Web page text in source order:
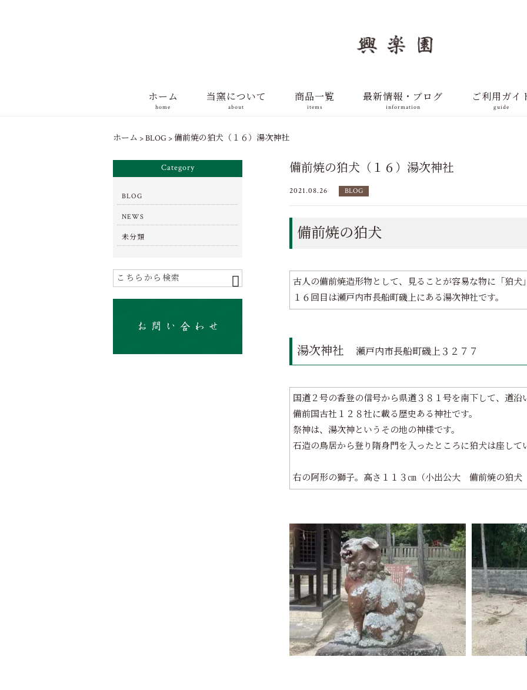
ホーム
home
当窯について
about
商品一覧
items
最新情報・ブログ
information
ご利用ガイ
guide
ホーム >BLOG >備前焼の狛犬（１６）湯次神社
備前焼の狛犬（１６）湯次神社
2021.08.26 BLOG
備前焼の狛犬
古人の備前焼造形物として、見ることが容易な物に「狛犬
１６回目は瀬戸内市長船町磯上にある湯次神社です。
湯次神社 瀬戸内市長船町磯上３２７７
国道２号の香登の信号から県道３８１号を南下して、道沿
備前国古社１２８社に載る歴史ある神社です。
祭神は、湯次神というその地の神様です。
石造の鳥居から登り隋身門を入ったところに狛犬は座して
右の阿形の獅子。高さ１１３㎝（小出公大 備前焼の狛犬
Category
BLOG
NEWS
未分類